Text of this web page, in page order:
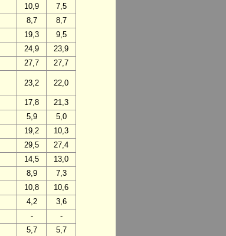
10,9
7,5
8,7
8,7
19,3
9,5
24,9
23,9
27,7
27,7
23,2 22,0
17,8
21,3
5,9
5,0
19,2
10,3
29,5
27,4
14,5
13,0
8,9
7,3
10,8
10,6
4,2
3,6
-
-
5,7 5,7